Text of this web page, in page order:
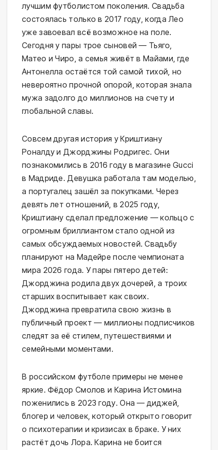
лучшим футболистом поколения. Свадьба
состоялась только в 2017 году, когда Лео
уже завоевал всё возможное на поле.
Сегодня у пары трое сыновей — Тьяго,
Матео и Чиро, а семья живёт в Майами, где
Антонелла остаётся той самой тихой, но
невероятно прочной опорой, которая знала
мужа задолго до миллионов на счету и
глобальной славы.
Совсем другая история у Криштиану
Роналду и Джорджины Родригес. Они
познакомились в 2016 году в магазине Gucci
в Мадриде. Девушка работала там моделью,
а португалец зашёл за покупками. Через
девять лет отношений, в 2025 году,
Криштиану сделал предложение — кольцо с
огромным бриллиантом стало одной из
самых обсуждаемых новостей. Свадьбу
планируют на Мадейре после чемпионата
мира 2026 года. У пары пятеро детей:
Джорджина родила двух дочерей, а троих
старших воспитывает как своих.
Джорджина превратила свою жизнь в
публичный проект — миллионы подписчиков
следят за её стилем, путешествиями и
семейными моментами.
В российском футболе примеры не менее
яркие. Фёдор Смолов и Карина Истомина
поженились в 2023 году. Она — диджей,
блогер и человек, который открыто говорит
о психотерапии и кризисах в браке. У них
растёт дочь Лора. Карина не боится